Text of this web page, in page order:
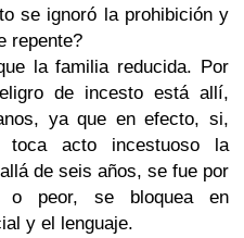
se ignoró la prohibición y
repente?
la familia reducida. Por
de incesto está allí,
ya que en efecto, si,
acto incestuoso la
de seis años, se fue por
o peor, se bloquea en
y el lenguaje.